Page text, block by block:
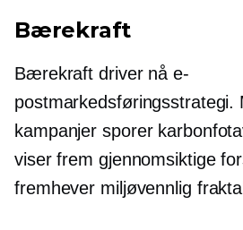
Bærekraft
Bærekraft driver nå e-
postmarkedsføringsstrategi.
kampanjer sporer
viser frem gjennomsiktige
fremhever miljøvennlig